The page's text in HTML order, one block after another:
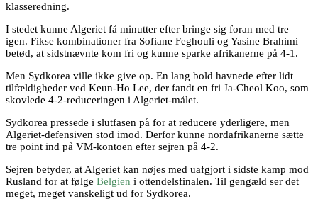
klasseredning.
I stedet kunne Algeriet få minutter efter bringe sig foran med tre
igen. Fikse kombinationer fra Sofiane Feghouli og Yasine Brahimi
betød, at sidstnævnte kom fri og kunne sparke afrikanerne på 4-1.
Men Sydkorea ville ikke give op. En lang bold havnede efter lidt
tilfældigheder ved Keun-Ho Lee, der fandt en fri Ja-Cheol Koo, som
skovlede 4-2-reduceringen i Algeriet-målet.
Sydkorea pressede i slutfasen på for at reducere yderligere, men
Algeriet-defensiven stod imod. Derfor kunne nordafrikanerne sætte
tre point ind på VM-kontoen efter sejren på 4-2.
Sejren betyder, at Algeriet kan nøjes med uafgjort i sidste kamp mod
Rusland for at følge Belgien i ottendelsfinalen. Til gengæld ser det
meget, meget vanskeligt ud for Sydkorea.